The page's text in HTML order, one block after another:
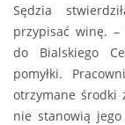
Sędzia
przypisać winę. –
do Bialskiego
pomyłki.
otrzymane środki
nie stanowią jego